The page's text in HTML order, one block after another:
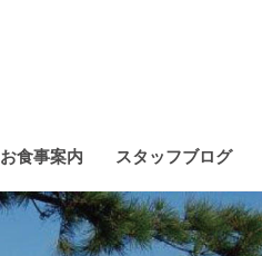
お食事案内 スタッフブログ